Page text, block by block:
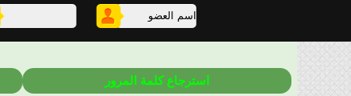
استرجاع كلمة المرور